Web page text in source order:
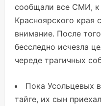
сообщали все СМИ, к
Красноярского края
внимание. После
бесследно исчезла
череде трагичных
Пока Усольцевых
тайге, их сын